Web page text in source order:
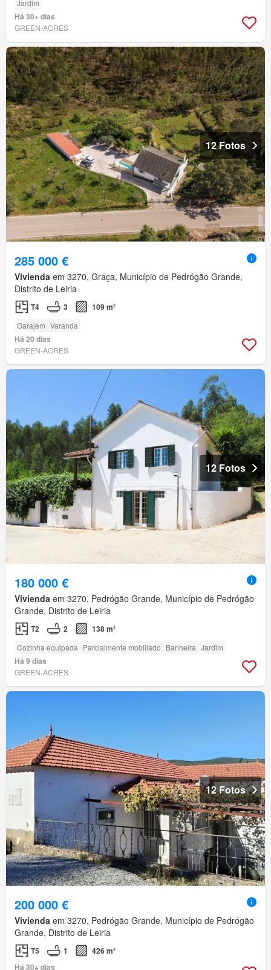
Jardim
Há 30+ dias
GREEN-ACRES
12 Fotos
285 000 €
Vivienda em 3270, Graça, Município de Pedrógão Grande,
Distrito de Leiria
T4 3 109 m²
Garajem Varanda
Há 20 dias
GREEN-ACRES
12 Fotos
180 000 €
Vivienda em 3270, Pedrógão Grande, Município de Pedrógão
Grande, Distrito de Leiria
T2 2 138 m²
Cozinha equipada Parcialmente mobiliado Banheira Jardim
Há 9 dias
GREEN-ACRES
12 Fotos
200 000 €
Vivienda em 3270, Pedrógão Grande, Município de Pedrógão
Grande, Distrito de Leiria
T5 1
426 m²
Há 30+ dias